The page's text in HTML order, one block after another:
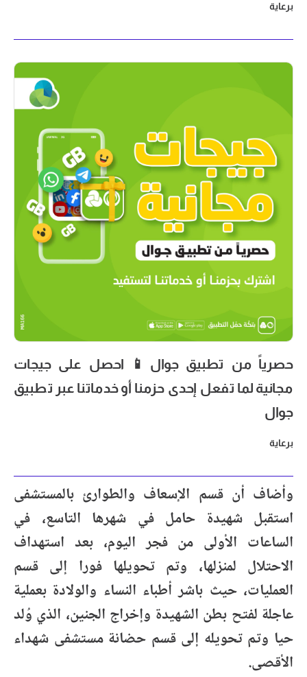
برعاية
حصرياً من تطبيق جوال📱 احصل على جيجات
مجانية لما تفعل إحدى حزمنا أو خدماتنا عبر تطبيق
جوال
برعاية
وأضاف أن قسم الإسعاف والطوارئ بالمستشفى
استقبل شهيدة حامل في شهرها التاسع، في
الساعات الأولى من فجر اليوم، بعد استهداف
الاحتلال لمنزلها، وتم تحويلها فورا إلى قسم
العمليات، حيث باشر أطباء النساء والولادة بعملية
عاجلة لفتح بطن الشهيدة وإخراج الجنين، الذي وُلد
حيا وتم تحويله إلى قسم حضانة مستشفى شهداء
الأقصى.